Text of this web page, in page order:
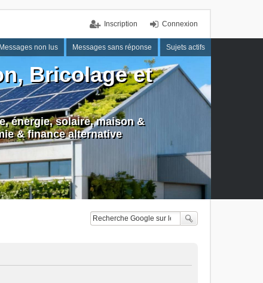
Connexion
Inscription
Messages non lus Messages sans réponse Sujets actifs
Bricolage et
énergie, solaire, maison &
& finance alternative